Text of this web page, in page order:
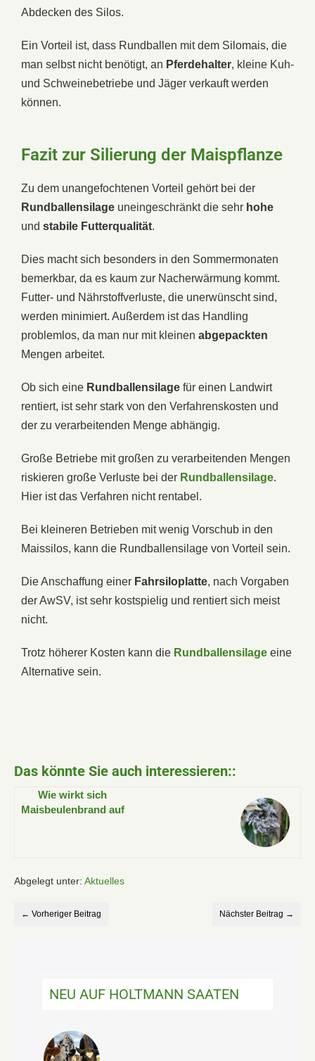
Abdecken des Silos.
Ein Vorteil ist, dass Rundballen mit dem Silomais, die
man selbst nicht benötigt, an Pferdehalter, kleine Kuh-
und Schweinebetriebe und Jäger verkauft werden
können.
Fazit zur Silierung der Maispflanze
Zu dem unangefochtenen Vorteil gehört bei der
Rundballensilage uneingeschränkt die sehr hohe
und stabile Futterqualität.
Dies macht sich besonders in den Sommermonaten
bemerkbar, da es kaum zur Nacherwärmung kommt.
Futter- und Nährstoffverluste, die unerwünscht sind,
werden minimiert. Außerdem ist das Handling
problemlos, da man nur mit kleinen abgepackten
Mengen arbeitet.
Ob sich eine Rundballensilage für einen Landwirt
rentiert, ist sehr stark von den Verfahrenskosten und
der zu verarbeitenden Menge abhängig.
Große Betriebe mit großen zu verarbeitenden Mengen
riskieren große Verluste bei der Rundballensilage.
Hier ist das Verfahren nicht rentabel.
Bei kleineren Betrieben mit wenig Vorschub in den
Maissilos, kann die Rundballensilage von Vorteil sein.
Die Anschaffung einer Fahrsiloplatte, nach Vorgaben
der AwSV, ist sehr kostspielig und rentiert sich meist
nicht.
Trotz höherer Kosten kann die Rundballensilage eine
Alternative sein.
Das könnte Sie auch interessieren::
Wie wirkt sich
Maisbeulenbrand auf
Abgelegt unter: Aktuelles
← Vorheriger Beitrag Nächster Beitrag →
NEU AUF HOLTMANN SAATEN